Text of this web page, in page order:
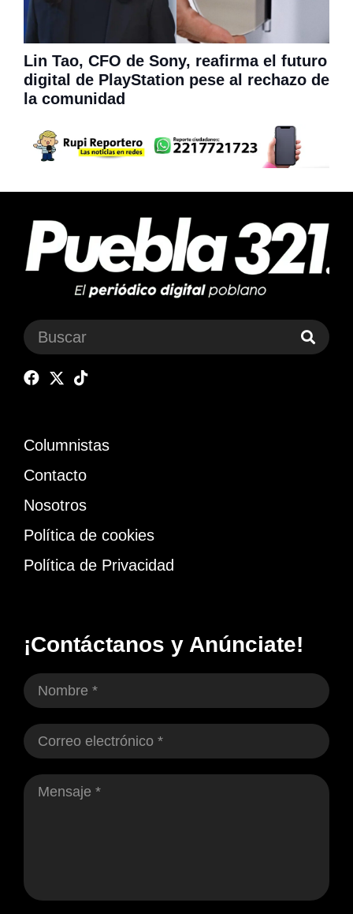
Lin Tao, CFO de Sony, reafirma el futuro
digital de PlayStation pese al rechazo de
la comunidad
Columnistas
Contacto
Nosotros
Política de cookies
Política de Privacidad
¡Contáctanos y Anúnciate!